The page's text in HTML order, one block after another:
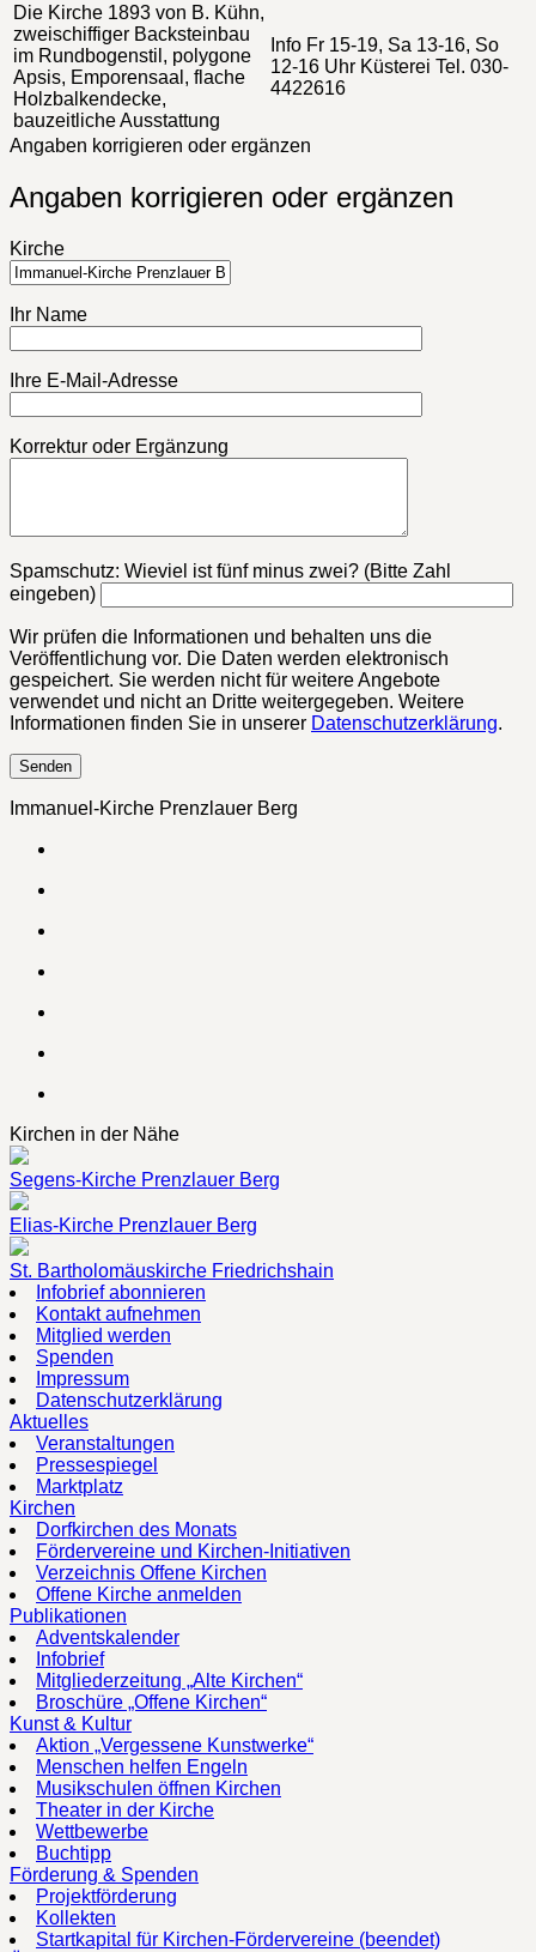
Die Kirche 1893 von B. Kühn,
zweischiffiger Backsteinbau
im Rundbogenstil, polygone
Apsis, Emporensaal, flache
Holzbalkendecke,
bauzeitliche Ausstattung
Info Fr 15-19, Sa 13-16, So
12-16 Uhr Küsterei Tel. 030-
4422616
Angaben korrigieren oder ergänzen
Angaben korrigieren oder ergänzen
Kirche
Ihr Name
Ihre E-Mail-Adresse
Korrektur oder Ergänzung
Bitte lasse dieses Feld leer.
Spamschutz: Wieviel ist fünf minus zwei? (Bitte Zahl
eingeben)
Wir prüfen die Informationen und behalten uns die
Veröffentlichung vor. Die Daten werden elektronisch
gespeichert. Sie werden nicht für weitere Angebote
verwendet und nicht an Dritte weitergegeben. Weitere
Informationen finden Sie in unserer Datenschutzerklärung.
Immanuel-Kirche Prenzlauer Berg
Kirchen in der Nähe
Segens-Kirche Prenzlauer Berg
Elias-Kirche Prenzlauer Berg
St. Bartholomäuskirche Friedrichshain
Infobrief abonnieren
Kontakt aufnehmen
Mitglied werden
Spenden
Impressum
Datenschutzerklärung
Aktuelles
Veranstaltungen
Pressespiegel
Marktplatz
Kirchen
Dorfkirchen des Monats
Fördervereine und Kirchen-Initiativen
Verzeichnis Offene Kirchen
Offene Kirche anmelden
Publikationen
Adventskalender
Infobrief
Mitgliederzeitung „Alte Kirchen“
Broschüre „Offene Kirchen“
Kunst & Kultur
Aktion „Vergessene Kunstwerke“
Menschen helfen Engeln
Musikschulen öffnen Kirchen
Theater in der Kirche
Wettbewerbe
Buchtipp
Förderung & Spenden
Projektförderung
Kollekten
Startkapital für Kirchen-Fördervereine (beendet)